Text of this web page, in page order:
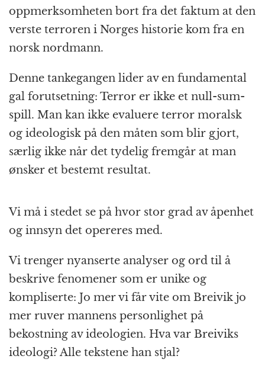
oppmerksomheten bort fra det faktum at den
verste terroren i Norges historie kom fra en
norsk nordmann.
Denne tankegangen lider av en fundamental
gal forutsetning: Terror er ikke et null-sum-
spill. Man kan ikke evaluere terror moralsk
og ideologisk på den måten som blir gjort,
særlig ikke når det tydelig fremgår at man
ønsker et bestemt resultat.
Vi må i stedet se på hvor stor grad av åpenhet
og innsyn det opereres med.
Vi trenger nyanserte analyser og ord til å
beskrive fenomener som er unike og
kompliserte: Jo mer vi får vite om Breivik jo
mer ruver mannens personlighet på
bekostning av ideologien. Hva var Breiviks
ideologi? Alle tekstene han stjal?